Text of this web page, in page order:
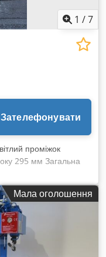
1 /7
Зателефонувати
проміжок
295 мм Загальна
мм/с Швидкість
мм Вага машини
мм Cedpsyv
конструкція -
налаштування -
вручну за допомогою
манометра
Мала оголошення